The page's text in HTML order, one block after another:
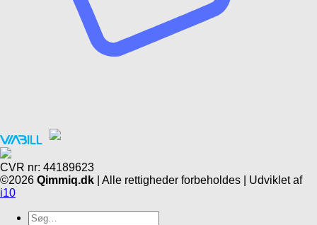
CVR nr: 44189623
©2026 Qimmiq.dk | Alle rettigheder forbeholdes | Udviklet af
i10
Søg